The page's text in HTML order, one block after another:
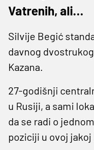
Vatrenih, ali…
Silvije Begić
davnog
Kazana.
27-godišnji
u Rusiji, a sami
da se radi o
poziciji u ovoj jakoj